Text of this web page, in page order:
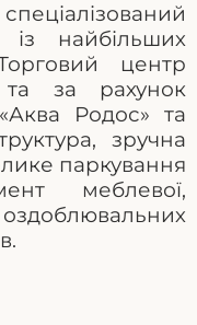
найбільших
центр
та за рахунок
Родос» та
зручна
паркування
меблевої,